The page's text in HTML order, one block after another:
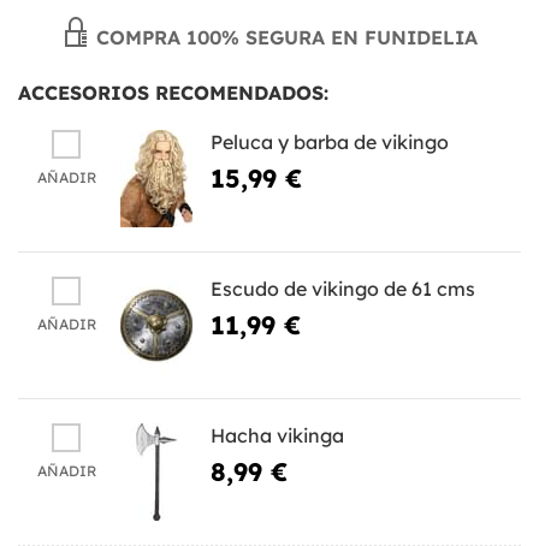
COMPRA 100% SEGURA EN FUNIDELIA
ACCESORIOS RECOMENDADOS:
AÑADIR
Peluca y barba de vikingo
15,99 €
AÑADIR
Escudo de vikingo de 61 cms
11,99 €
AÑADIR
Hacha vikinga
8,99 €